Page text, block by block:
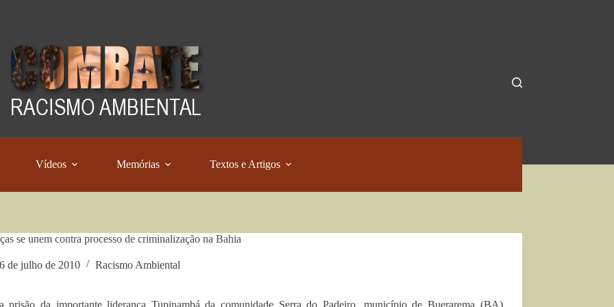
Vídeos Memórias Textos e Artigos
se unem contra processo de criminalização na Bahia
de julho de 2010 Racismo Ambiental
prisão da importante liderança Tupinambá da comunidade Serra do Padeiro, município de Buerarema (BA),